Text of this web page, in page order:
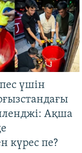
үшін
Ақша
күрес пе?